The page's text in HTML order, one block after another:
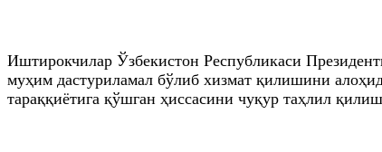
Иштирокчилар Ўзбекистон Республикаси
муҳим дастуриламал бўлиб хизмат қилишини
тараққиётига қўшган ҳиссасини чуқур таҳлил